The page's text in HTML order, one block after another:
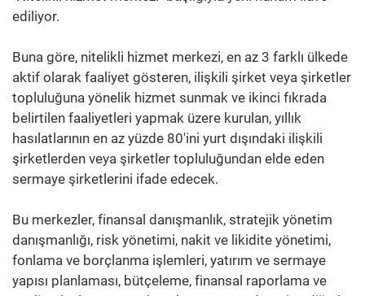
ediliyor.
Buna göre, nitelikli hizmet merkezi, en az 3 farklı ülkede
aktif olarak faaliyet gösteren, ilişkili şirket veya şirketler
topluluğuna yönelik hizmet sunmak ve ikinci fıkrada
belirtilen faaliyetleri yapmak üzere kurulan, yıllık
hasılatlarının en az yüzde 80'ini yurt dışındaki ilişkili
şirketlerden veya şirketler topluluğundan elde eden
sermaye şirketlerini ifade edecek.
Bu merkezler, finansal danışmanlık, stratejik yönetim
danışmanlığı, risk yönetimi, nakit ve likidite yönetimi,
fonlama ve borçlanma işlemleri, yatırım ve sermaye
yapısı planlaması, bütçeleme, finansal raporlama ve